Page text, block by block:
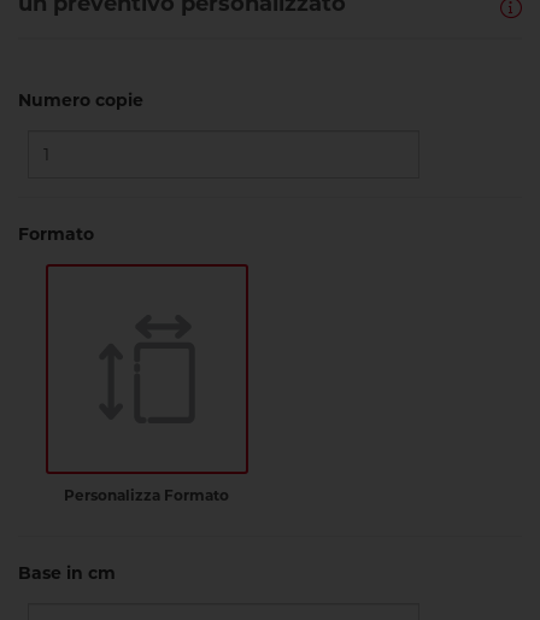
Numero copie
Formato
Personalizza Formato
Base in cm